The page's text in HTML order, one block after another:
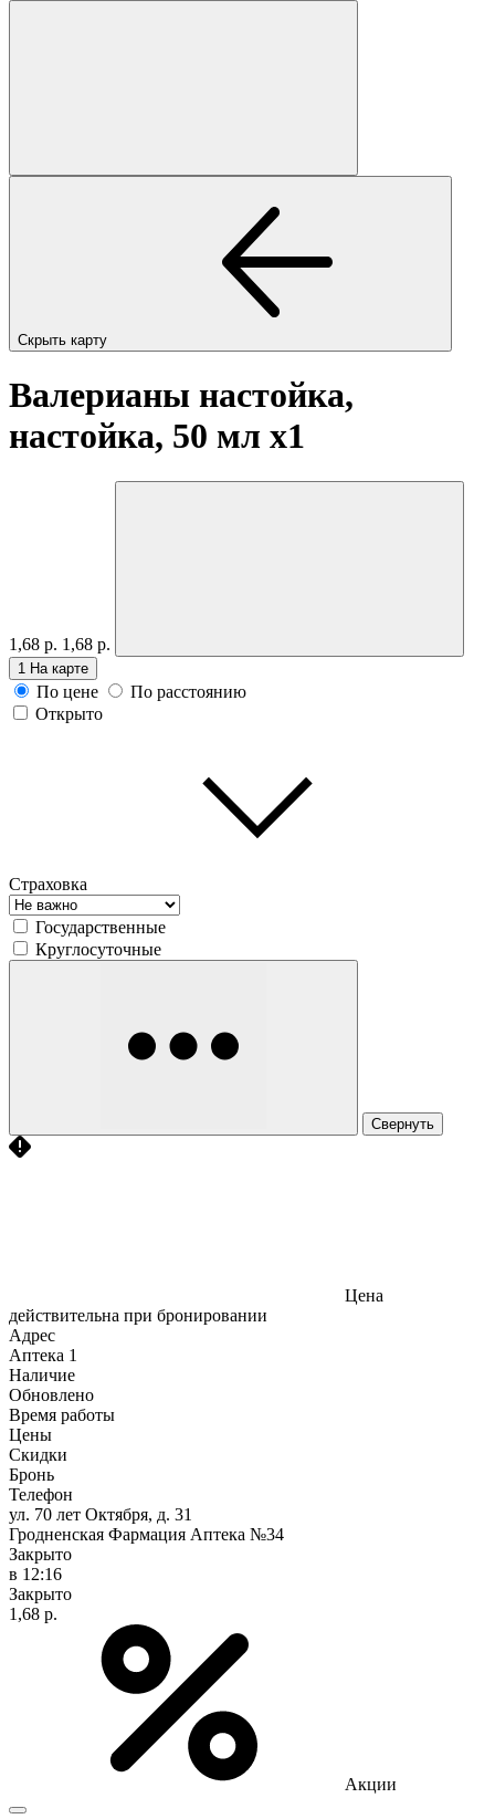
Скрыть карту
Валерианы настойка,
настойка, 50 мл x1
1,68 р. 1,68 р.
1 На карте
По цене
По расстоянию
Открыто
Страховка
Государственные
Круглосуточные
Свернуть
Цена
действительна при бронировании
Адрес
Аптека 1
Наличие
Обновлено
Время работы
Цены
Скидки
Бронь
Телефон
ул. 70 лет Октября, д. 31
Гродненская Фармация Аптека №34
Закрыто
в 12:16
Закрыто
1,68 р.
Акции